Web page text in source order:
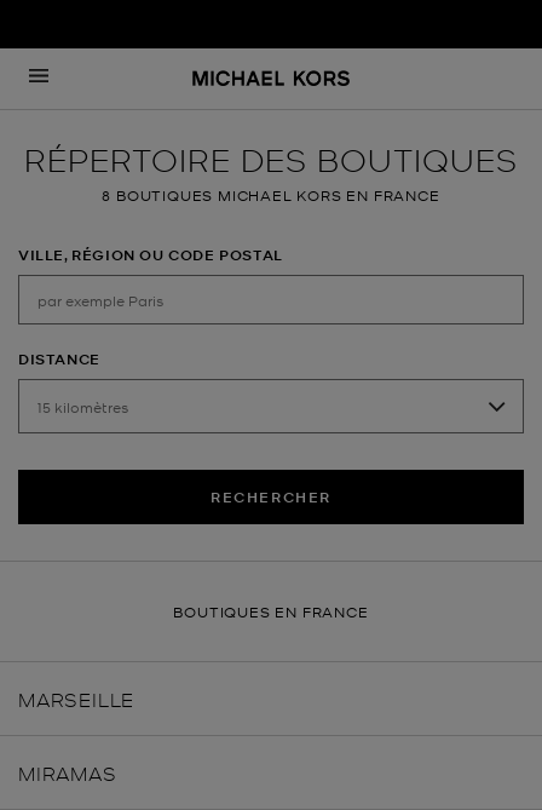
Passer au contenu
Retour à Nav
RÉPERTOIRE DES BOUTIQUES
8 BOUTIQUES MICHAEL KORS EN FRANCE
VILLE, RÉGION OU CODE POSTAL
DISTANCE
RECHERCHER
BOUTIQUES EN FRANCE
MARSEILLE
MIRAMAS